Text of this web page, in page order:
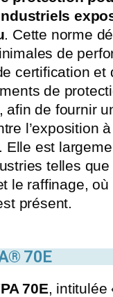
. Cette norme
de
certification et
de
afin de fournir
l’exposition
Elle est
telles que
le raffinage, où
présent.
70E
70E, intitulée